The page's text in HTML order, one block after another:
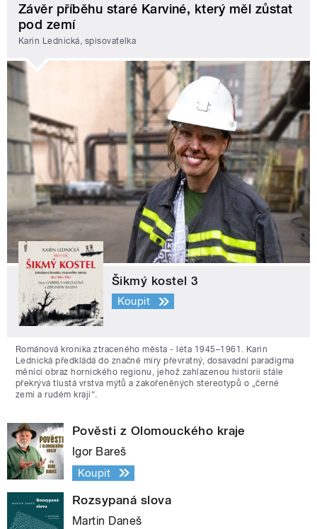
Závěr příběhu staré Karviné, který měl zůstat
pod zemí
Karin Lednická, spisovatelka
Šikmý kostel 3
Koupit
Románová kronika ztraceného města - léta 1945–1961. Karin
Lednická předkládá do značné míry převratný, dosavadní paradigma
měnící obraz hornického regionu, jehož zahlazenou historii stále
překrývá tlustá vrstva mýtů a zakořeněných stereotypů o „černé
zemi a rudém kraji“.
Pověsti z Olomouckého kraje
Igor Bareš
Koupit
Rozsypaná slova
Martin Daneš